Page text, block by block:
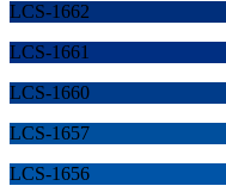
LCS-1662
LCS-1661
LCS-1660
LCS-1657
LCS-1656